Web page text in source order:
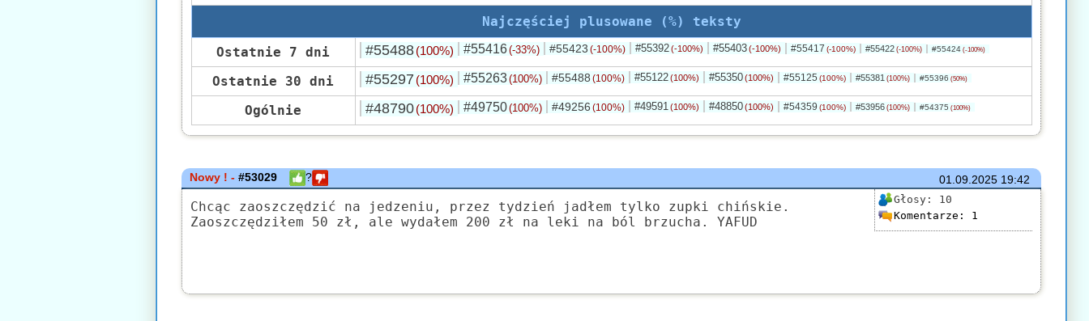
Najczęściej plusowane (%) teksty
Ostatnie 7 dni
#55488 (100%) #55416(-33%) #55423 (-100%) #55392 (-100%) #55403 (-100%) #55417 (-100%) #55422 (-100%) #55424 (-100%)
Ostatnie 30 dni #55297 (100%) #55263(100%) #55488 (100%) #55122 (100%) #55350 (100%) #55125 (100%) #55381 (100%) #55396 (50%)
Ogólnie #48790 (100%) #49750(100%) #49256 (100%) #49591 (100%) #48850 (100%) #54359 (100%) #53956 (100%) #54375 (100%)
01.09.202519:42
Nowy ! -#53029 ?
Głosy: 10
Komentarze: 1
Chcąc zaoszczędzić na jedzeniu, przez tydzień jadłem tylko zupki chińskie.
Zaoszczędziłem 50 zł, ale wydałem 200 zł na leki na ból brzucha. YAFUD